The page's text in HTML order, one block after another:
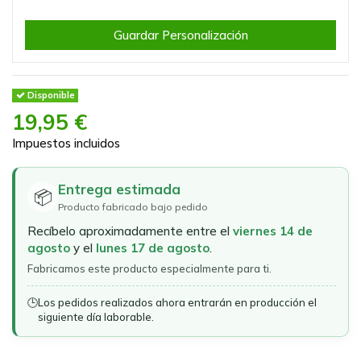
Guardar Personalización
Disponible
19,95 €
Impuestos incluidos
📦 Entrega estimada
Producto fabricado bajo pedido
Recíbelo aproximadamente entre el viernes 14 de
agosto y el lunes 17 de agosto.
Fabricamos este producto especialmente para ti.
🕒Los pedidos realizados ahora entrarán en producción el
siguiente día laborable.